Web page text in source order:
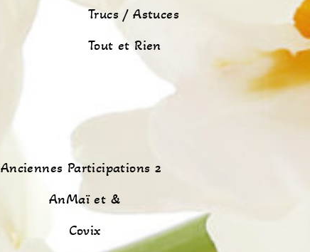
Trucs / Astuces
Tout et Rien
Anciennes Participations 2
AnMaï et &
Covix